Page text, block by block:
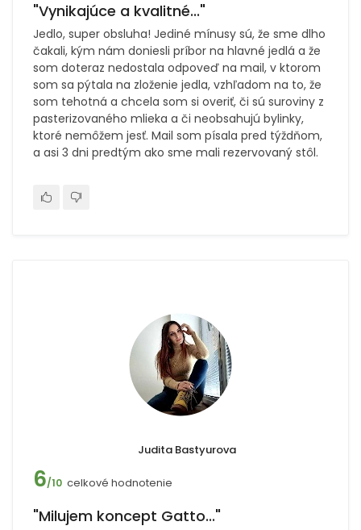
"Vynikajúce a kvalitné..."
Jedlo, super obsluha! Jediné mínusy sú, že sme dlho
čakali, kým nám doniesli príbor na hlavné jedlá a že
som doteraz nedostala odpoveď na mail, v ktorom
som sa pýtala na zloženie jedla, vzhľadom na to, že
som tehotná a chcela som si overiť, či sú suroviny z
pasterizovaného mlieka a či neobsahujú bylinky,
ktoré nemôžem jesť. Mail som písala pred týždňom,
a asi 3 dni predtým ako sme mali rezervovaný stôl.
Judita Bastyurova
6/10 celkové hodnotenie
"Milujem koncept Gatto..."